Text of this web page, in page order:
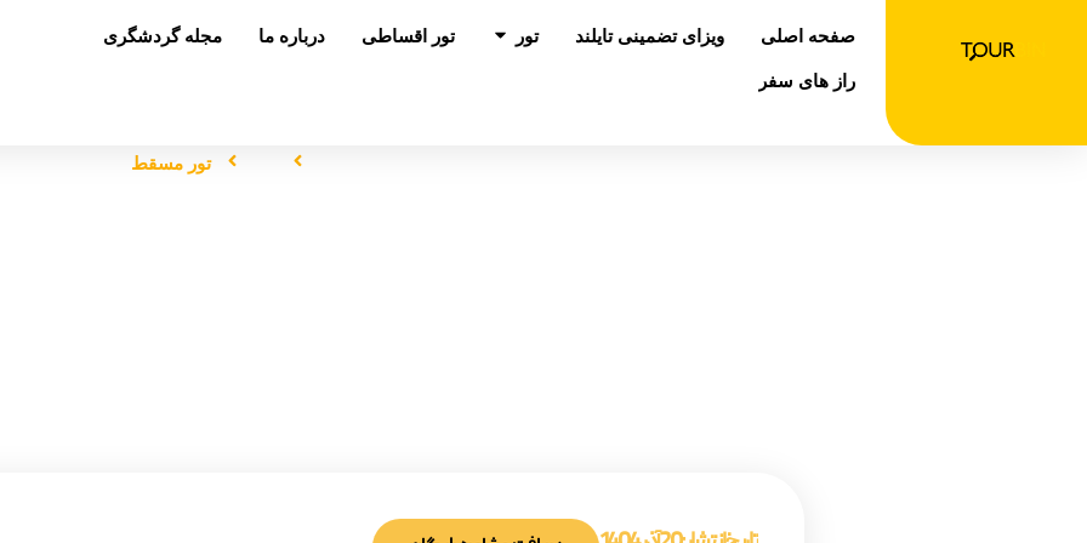
صفحه اصلی ویزای تضمینی تایلند تور باز کردن در تور
تور اقساطی درباره ما
مجله گردشگری
راز های سفر
تور مسقط